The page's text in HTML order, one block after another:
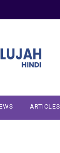
ARTICLES